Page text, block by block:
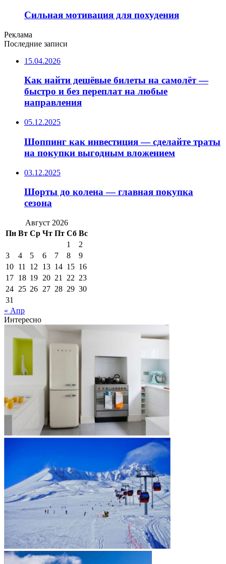
Сильная мотивация для похудения
Реклама
Последние записи
15.04.2026
Как найти дешёвые билеты на самолёт —
быстро и без переплат на любые
направления
05.12.2025
Шоппинг как инвестиция — сделайте траты
на покупки выгодным вложением
03.12.2025
Шорты до колена — главная покупка
сезона
Август 2026
Пн Вт Ср Чт Пт Сб Вс
1
2
3
4 5 6 7 8
9
10 11 12 13 14 15 16
17 18 19 20 21 22 23
24 25 26 27 28 29 30
31
« Апр
Интересно